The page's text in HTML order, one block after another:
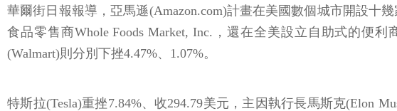
華爾街日報報導，亞馬遜(Amazon.com)計畫在美國數個城市開設十
食品零售商Whole Foods Market, Inc.，還在全美設立自助式的便
(Walmart)則分別下挫4.47%、1.07%。
特斯拉(Tesla)重挫7.84%、收294.79美元，主因執行長馬斯克(Elon